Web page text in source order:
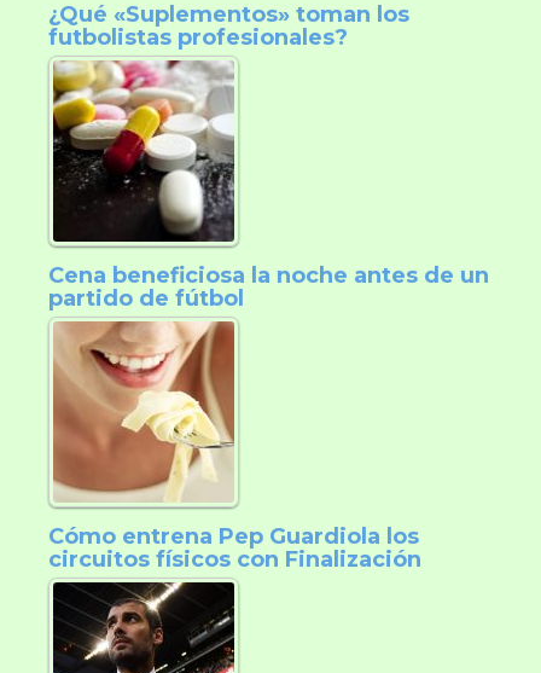
¿Qué «Suplementos» toman los
futbolistas profesionales?
Cena beneficiosa la noche antes de un
partido de fútbol
Cómo entrena Pep Guardiola los
circuitos físicos con Finalización